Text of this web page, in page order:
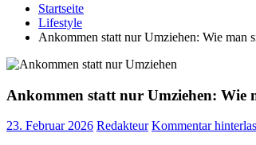
Startseite
Lifestyle
Ankommen statt nur Umziehen: Wie man
Ankommen statt nur Umziehen: Wie
23. Februar 2026 Redakteur Kommentar